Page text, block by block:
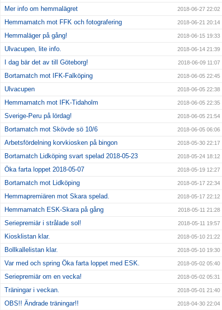
Mer info om hemmalägret 2018-06-27 22:02
Hemmamatch mot FFK och fotografering 2018-06-21 20:14
Hemmaläger på gång! 2018-06-15 19:33
Ulvacupen, lite info. 2018-06-14 21:39
I dag bär det av till Göteborg! 2018-06-09 11:07
Bortamatch mot IFK-Falköping 2018-06-05 22:45
Ulvacupen 2018-06-05 22:38
Hemmamatch mot IFK-Tidaholm 2018-06-05 22:35
Sverige-Peru på lördag! 2018-06-05 21:54
Bortamatch mot Skövde sö 10/6 2018-06-05 06:06
Arbetsfördelning korvkiosken på bingon 2018-05-30 22:17
Bortamatch Lidköping svart spelad 2018-05-23 2018-05-24 18:12
Öka farta loppet 2018-05-07 2018-05-19 12:27
Bortamatch mot Lidköping 2018-05-17 22:34
Hemmapremiären mot Skara spelad. 2018-05-17 22:12
Hemmamatch ESK-Skara på gång 2018-05-11 21:28
Seriepremiär i strålade sol! 2018-05-11 19:57
Kiosklistan klar. 2018-05-10 21:22
Bollkallelistan klar. 2018-05-10 19:30
Var med och spring Öka farta loppet med ESK. 2018-05-02 05:40
Seriepremiär om en vecka! 2018-05-02 05:31
Träningar i veckan. 2018-05-01 21:40
OBS!! Ändrade träningar!! 2018-04-30 22:04